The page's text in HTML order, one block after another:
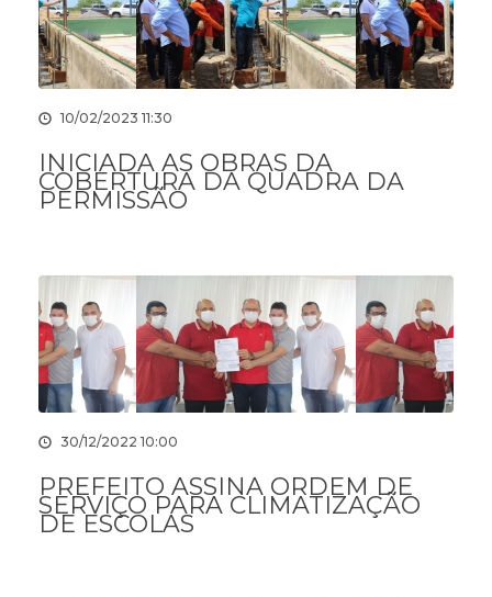
10/02/2023 11:30
INICIADA AS OBRAS DA
COBERTURA DA QUADRA DA
PERMISSÃO
30/12/2022 10:00
PREFEITO ASSINA ORDEM DE
SERVIÇO PARA CLIMATIZAÇÃO
DE ESCOLAS